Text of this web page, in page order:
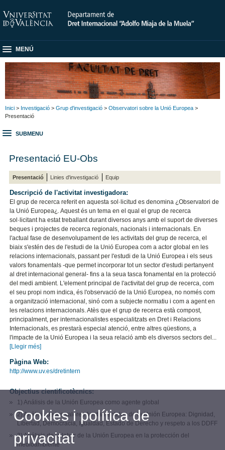
MENÚ
Inici > Investigació > Grup d'investigació > Observatori sobre la Unió Europea >
Presentació
SUBMENU
Presentació EU-Obs
Presentació Linies d'investigació Equip
Descripció de l'activitat investigadora:
El grup de recerca referit en aquesta sol·licitud es denomina ¿Observatori de
la Unió Europea¿. Aquest és un tema en el qual el grup de recerca
sol·licitant ha estat treballant durant diversos anys amb el suport de diverses
beques i projectes de recerca regionals, nacionals i internacionals. En
l'actual fase de desenvolupament de les activitats del grup de recerca, el
biaix s'estén des de l'estudi de la Unió Europea com a actor global en les
relacions internacionals, passant per l'estudi de la Unió Europea i els seus
valors fonamentals -que permet incorporar tot un sector d'estudi pertanyent
al dret internacional general- fins a la seua tasca fonamental en la protecció
del medi ambient. L'element principal de l'activitat del grup de recerca, com
el seu propi nom indica, és l'observació de la Unió Europea, no només com
a organització internacional, sinó com a subjecte normatiu i com a agent en
les relacions internacionals. Atès que el grup de recerca està compost,
principalment, per internacionalistes especialitzats en Dret i Relacions
Internacionals, es prestarà especial atenció, entre altres qüestions, a
l'impacte de la Unió Europea i la seua relació amb els diversos sectors del...
[Llegir més]
Pàgina Web:
http://www.uv.es/dretintern
Objectius cientificotècnics:
1) Análisis de la Unión Europea como agente global
2) Análisis de los valores fundamentales de la Unión Europea: Dignidad,
Libertad, Democracia, Igualdad, Estado de Derecho y respeto a los DDFF
3) Análisis de la labor de la Unión Europea en la protección del
medioambiente
Cookies i política de
privacitat